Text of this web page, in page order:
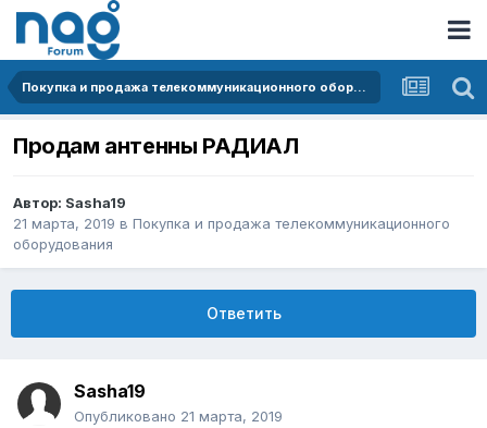
Покупка и продажа телекоммуникационного оборудования
Продам антенны РАДИАЛ
Автор: Sasha19
21 марта, 2019 в Покупка и продажа телекоммуникационного
оборудования
Ответить
Sasha19
Опубликовано 21 марта, 2019